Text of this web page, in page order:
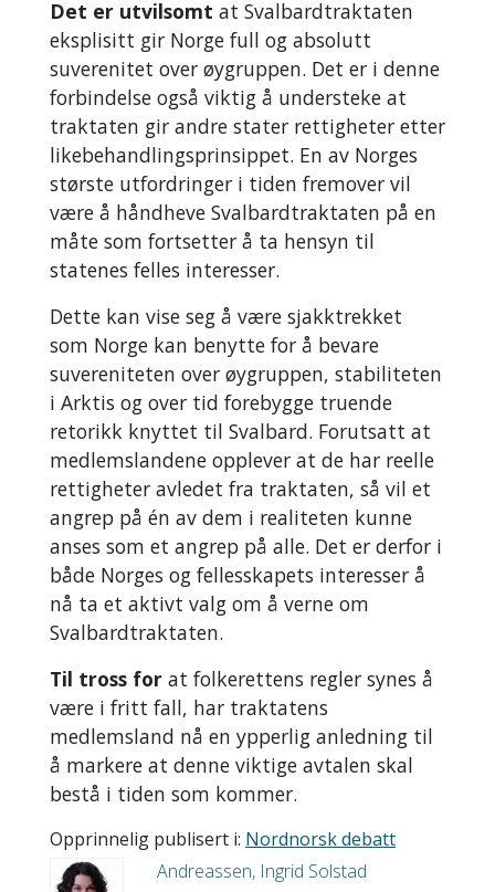
Det er utvilsomt at Svalbardtraktaten
eksplisitt gir Norge full og absolutt
suverenitet over øygruppen. Det er i denne
forbindelse også viktig å understeke at
traktaten gir andre stater rettigheter etter
likebehandlingsprinsippet. En av Norges
største utfordringer i tiden fremover vil
være å håndheve Svalbardtraktaten på en
måte som fortsetter å ta hensyn til
statenes felles interesser.
Dette kan vise seg å være sjakktrekket
som Norge kan benytte for å bevare
suvereniteten over øygruppen, stabiliteten
i Arktis og over tid forebygge truende
retorikk knyttet til Svalbard. Forutsatt at
medlemslandene opplever at de har reelle
rettigheter avledet fra traktaten, så vil et
angrep på én av dem i realiteten kunne
anses som et angrep på alle. Det er derfor i
både Norges og fellesskapets interesser å
nå ta et aktivt valg om å verne om
Svalbardtraktaten.
Til tross for at folkerettens regler synes å
være i fritt fall, har traktatens
medlemsland nå en ypperlig anledning til
å markere at denne viktige avtalen skal
bestå i tiden som kommer.
Opprinnelig publisert i: Nordnorsk debatt
Andreassen, Ingrid Solstad